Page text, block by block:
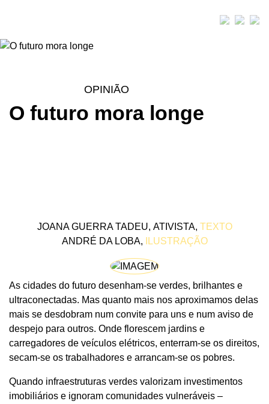
OPINIÃO
O futuro mora longe
JOANA GUERRA TADEU, ATIVISTA, TEXTO
ANDRÉ DA LOBA,
ILUSTRAÇÃO
As cidades do futuro desenham-se verdes, brilhantes e
ultraconectadas. Mas quanto mais nos aproximamos delas
mais se desdobram num convite para uns e num aviso de
despejo para outros. Onde florescem jardins e
carregadores de veículos elétricos, enterram-se os direitos,
secam-se os trabalhadores e arrancam-se os pobres.
Quando infraestruturas verdes valorizam investimentos
imobiliários e ignoram comunidades vulneráveis –